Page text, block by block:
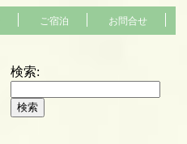
ご宿泊 お問合せ
検索: